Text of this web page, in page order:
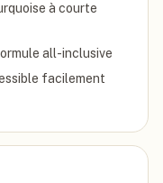
à courte
all-inclusive
facilement